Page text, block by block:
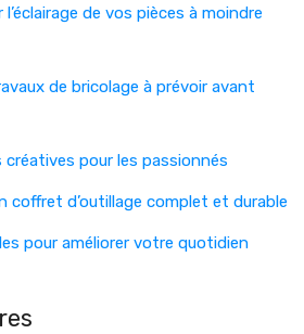
de vos pièces à moindre
de bricolage à prévoir avant
créatives pour les passionnés
coffret d’outillage complet et durable
pour améliorer votre quotidien